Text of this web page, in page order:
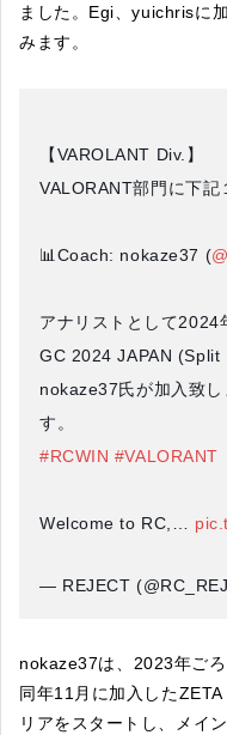
ました。Egi、yuichrisに
みます。
【VAROLANT Div.】
VALORANT部門に下記
📊Coach: nokaze37 (
アナリストとして2024
GC 2024 JAPAN (Split
nokaze37氏が加入致し
す。
#RCWIN #VALORANT
Welcome to RC,…
— REJECT
nokaze37は、2023年ご
同年11月に加入した
リアをスタートし、メイ